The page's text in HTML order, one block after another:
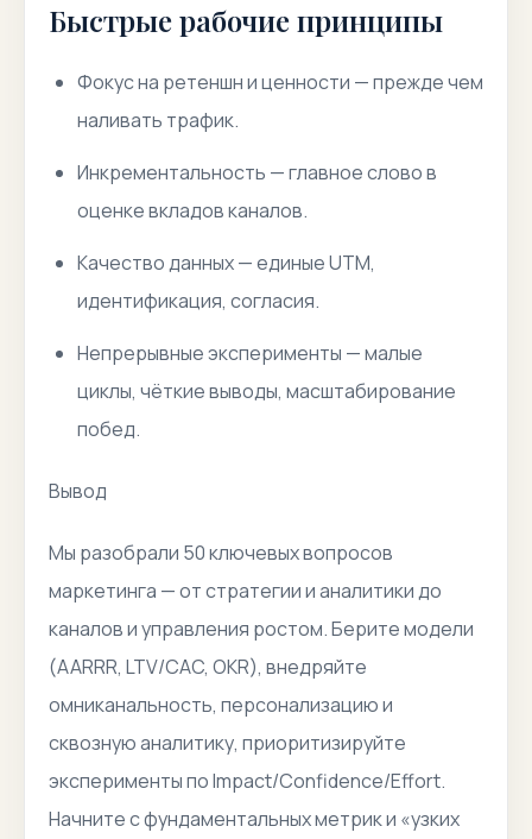
Быстрые рабочие принципы
Фокус на ретеншн и ценности — прежде чем
наливать трафик.
Инкрементальность — главное слово в
оценке вкладов каналов.
Качество данных — единые UTM,
идентификация, согласия.
Непрерывные эксперименты — малые
циклы, чёткие выводы, масштабирование
побед.
Вывод
Мы разобрали 50 ключевых вопросов
маркетинга — от стратегии и аналитики до
каналов и управления ростом. Берите модели
(AARRR, LTV/CAC, OKR), внедряйте
омниканальность, персонализацию и
сквозную аналитику, приоритизируйте
эксперименты по Impact/Confidence/Effort.
Начните с фундаментальных метрик и «узких